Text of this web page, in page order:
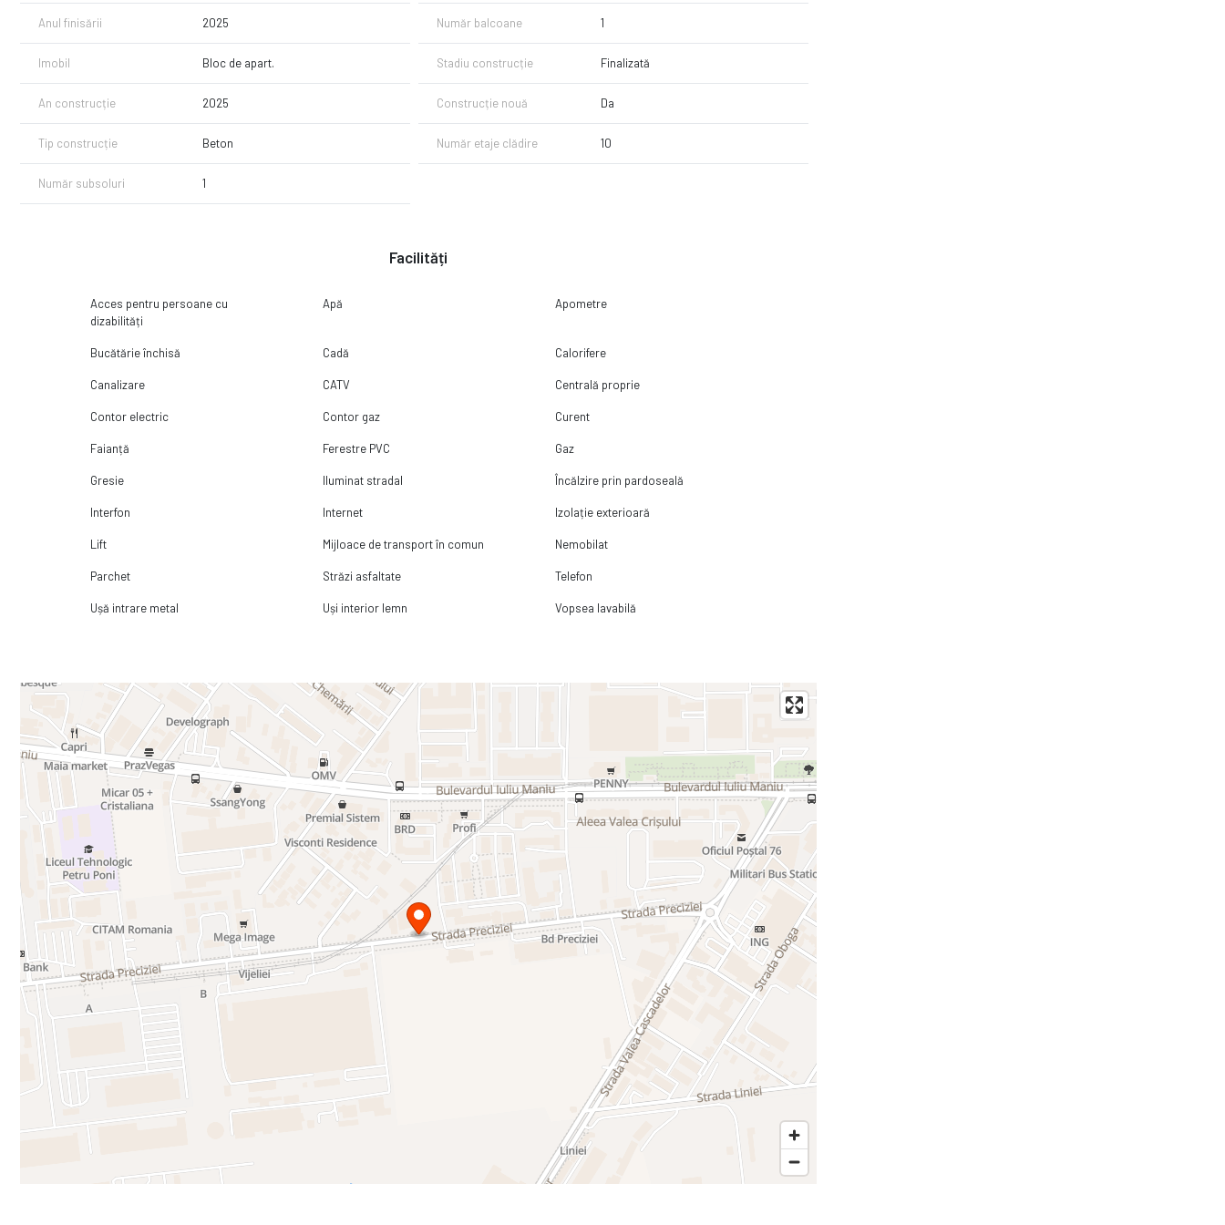
Anul finisării 2025 Număr balcoane 1
Imobil Bloc de apart. Stadiu construcție Finalizată
An construcție 2025 Construcție nouă Da
Tip construcție Beton Număr etaje clădire 10
Număr subsoluri 1
Facilități
Acces pentru persoane cu
dizabilități
Apă Apometre
Bucătărie închisă Cadă Calorifere
Canalizare CATV Centrală proprie
Contor electric Contor gaz Curent
Faianță Ferestre PVC Gaz
Gresie Iluminat stradal Încălzire prin pardoseală
Interfon Internet Izolație exterioară
Lift Mijloace de transport în comun Nemobilat
Parchet Străzi asfaltate Telefon
Ușă intrare metal Uși interior lemn Vopsea lavabilă